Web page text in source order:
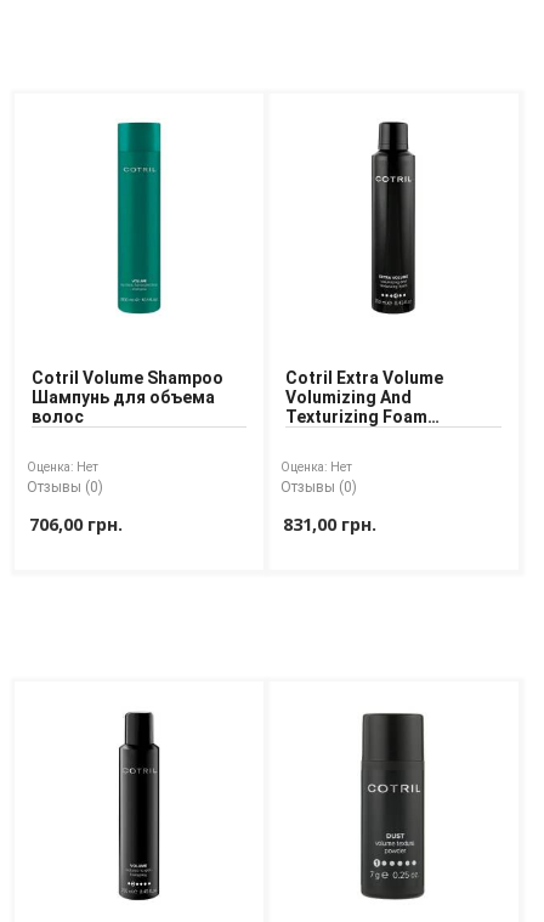
Cotril Volume Shampoo
Шампунь для объема
волос
Оценка: Нет
Отзывы (0)
706,00 грн.
Cotril Extra Volume
Volumizing And
Texturizing Foam
Оценка: Нет
Отзывы (0)
831,00 грн.